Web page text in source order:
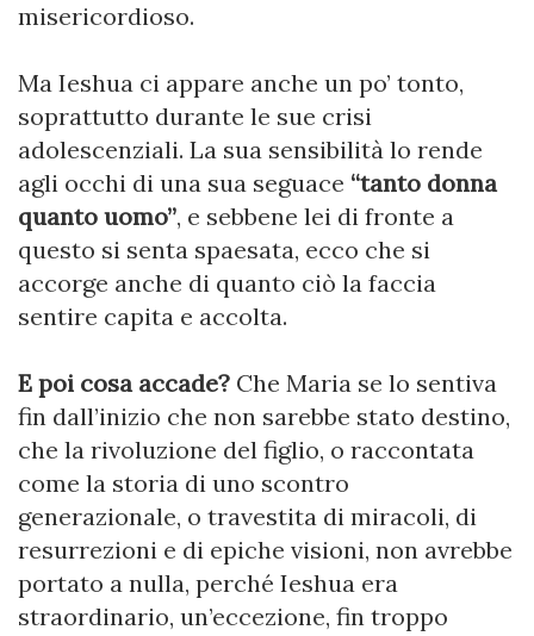
misericordioso.
Ma Ieshua ci appare anche un po’ tonto,
soprattutto durante le sue crisi
adolescenziali. La sua sensibilità lo rende
agli occhi di una sua seguace “tanto donna
quanto uomo”, e sebbene lei di fronte a
questo si senta spaesata, ecco che si
accorge anche di quanto ciò la faccia
sentire capita e accolta.
E poi cosa accade? Che Maria se lo sentiva
fin dall’inizio che non sarebbe stato destino,
che la rivoluzione del figlio, o raccontata
come la storia di uno scontro
generazionale, o travestita di miracoli, di
resurrezioni e di epiche visioni, non avrebbe
portato a nulla, perché Ieshua era
straordinario, un’eccezione, fin troppo